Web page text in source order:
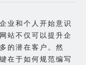
业和个人开始意识
站不仅可以提升企
的潜在客户。然
在于如何规范编写